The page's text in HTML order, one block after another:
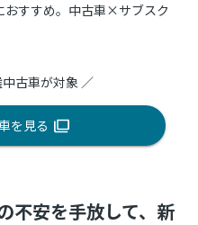
おすすめ。中古車×サブスク
古車が対象 ／
を見る
不安を手放して、新